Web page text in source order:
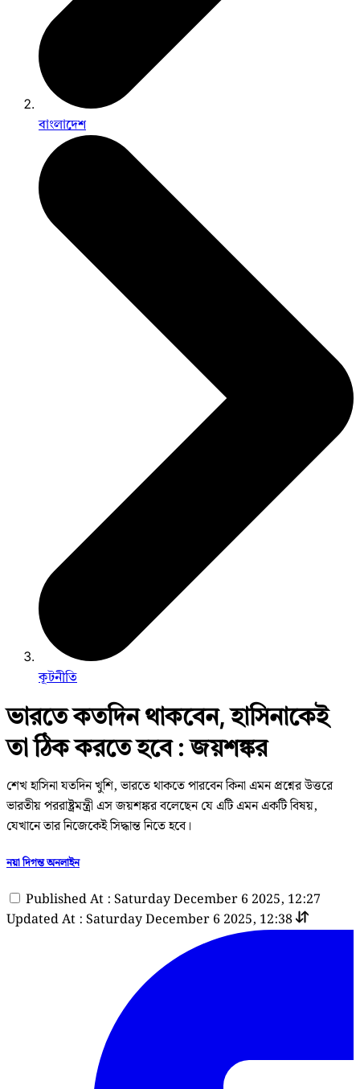
বাংলাদেশ
কূটনীতি
ভারতে কতদিন থাকবেন, হাসিনাকেই
তা ঠিক করতে হবে : জয়শঙ্কর
শেখ হাসিনা যতদিন খুশি, ভারতে থাকতে পারবেন কিনা এমন প্রশ্নের উত্তরে
ভারতীয় পররাষ্ট্রমন্ত্রী এস জয়শঙ্কর বলেছেন যে এটি এমন একটি বিষয়,
যেখানে তার নিজেকেই সিদ্ধান্ত নিতে হবে।
নয়া দিগন্ত অনলাইন
Published At : Saturday December 6 2025, 12:27
Updated At : Saturday December 6 2025, 12:38